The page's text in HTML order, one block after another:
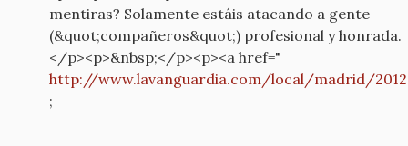
mentiras? Solamente estáis atacando a gente
(&quot;compañeros&quot;) profesional y honrada.
</p><p>&nbsp;</p><p><a href="
http://www.lavanguardia.com/local/madrid/
;